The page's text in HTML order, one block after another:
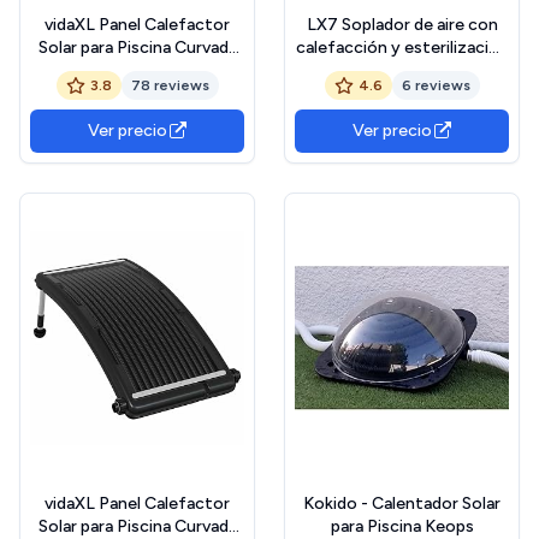
vidaXL Panel Calefactor
Solar para Piscina Curvada
Sistema de Calefacción
Calentador Agua Caliente
Sol de Energía Ecológica
Ángulo Ajustable
72,5x46cm
3.8 78 reviews
Ver precio
LX7 Soplador de aire con
calefacción y esterilización
UV para jacuzzis y bañeras
(700 W, 180 W)
4.6 6 reviews
Ver precio
vidaXL Panel Calefactor
Solar para Piscina Curvada
Kokido - Calentador Solar
para Piscina Keops